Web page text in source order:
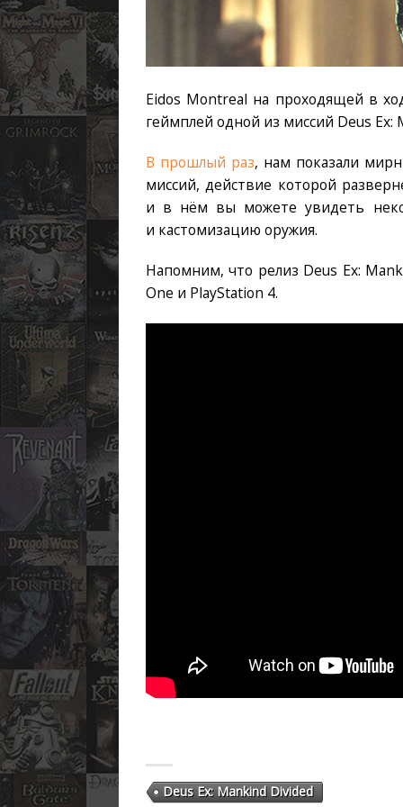
Eidos Montreal на проходящей в
геймплей одной из миссий Deus Ex:
В прошлый раз, нам показали
миссий, действие которой
и в нём вы можете увидеть
и кастомизацию оружия.
Напомним, что релиз Deus Ex:
One и PlayStation 4.
Deus Ex: Mankind Divided